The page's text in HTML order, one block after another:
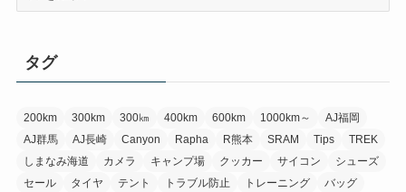
ブ
タグ
200km 300km 300㎞ 400km 600km 1000km～
AJ福岡
AJ群馬
AJ長崎 Canyon Rapha R熊本 SRAM Tips
TREK
しまなみ海道
カメラ キャンプ場 クッカー サイコン
シューズ
セール
タイヤ テント トラブル防止 トレーニング
バッグ